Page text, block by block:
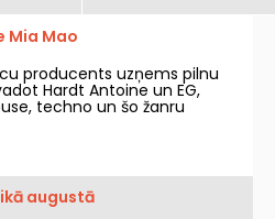
Mia Mao
producents uzņems pilnu
Hardt Antoine un EG,
techno un šo žanru
augustā